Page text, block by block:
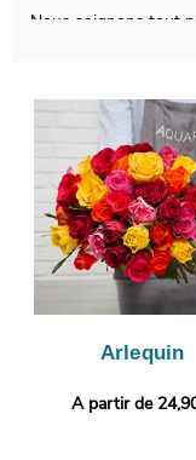
Nous soignons tout
particulier qui
Par la suite, nous
avant de livrer votre
Personnalisez votre
photo ou un
Arlequin
A partir de